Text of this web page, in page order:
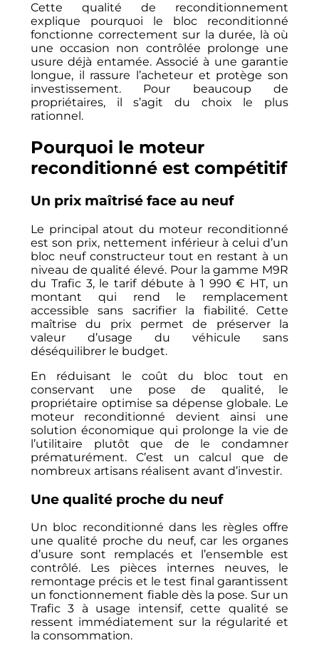
Cette qualité de reconditionnement
explique pourquoi le bloc reconditionné
fonctionne correctement sur la durée, là où
une occasion non contrôlée prolonge une
usure déjà entamée. Associé à une garantie
longue, il rassure l’acheteur et protège son
investissement. Pour beaucoup de
propriétaires, il s’agit du choix le plus
rationnel.
Pourquoi le moteur
reconditionné est compétitif
Un prix maîtrisé face au neuf
Le principal atout du moteur reconditionné
est son prix, nettement inférieur à celui d’un
bloc neuf constructeur tout en restant à un
niveau de qualité élevé. Pour la gamme M9R
du Trafic 3, le tarif débute à 1 990 € HT, un
montant qui rend le remplacement
accessible sans sacrifier la fiabilité. Cette
maîtrise du prix permet de préserver la
valeur d’usage du véhicule sans
déséquilibrer le budget.
En réduisant le coût du bloc tout en
conservant une pose de qualité, le
propriétaire optimise sa dépense globale. Le
moteur reconditionné devient ainsi une
solution économique qui prolonge la vie de
l’utilitaire plutôt que de le condamner
prématurément. C’est un calcul que de
nombreux artisans réalisent avant d’investir.
Une qualité proche du neuf
Un bloc reconditionné dans les règles offre
une qualité proche du neuf, car les organes
d’usure sont remplacés et l’ensemble est
contrôlé. Les pièces internes neuves, le
remontage précis et le test final garantissent
un fonctionnement fiable dès la pose. Sur un
Trafic 3 à usage intensif, cette qualité se
ressent immédiatement sur la régularité et
la consommation.